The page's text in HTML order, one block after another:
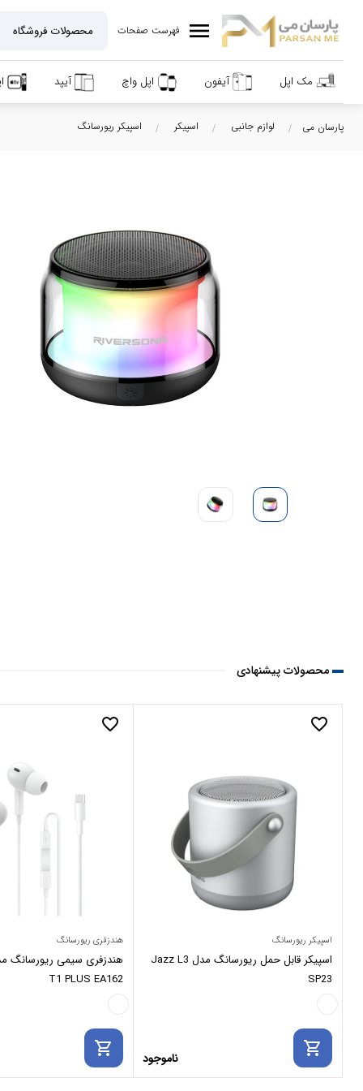
menu فهرست صفحات
مک اپل آیفون اپل واچ آیپد
پارسان می لوازم جانبی اسپیکر اسپیکر ریورسانگ
محصولات پیشنهادی
favorite_border
اسپیکر ریورسانگ
اسپیکر قابل حمل ریورسانگ مدل Jazz L3
SP23
ناموجود
shopping_cart
favorite_border
هندزفری ریورسانگ
T1 PLUS EA162
shopping_cart